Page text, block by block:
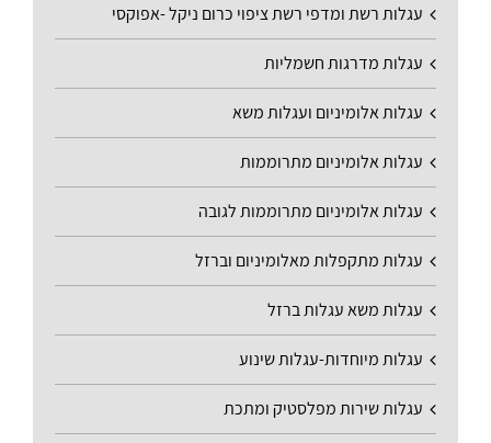
עגלות רשת ומדפי רשת ציפוי כרום ניקל -אפוקסי
עגלות מדרגות חשמליות
עגלות אלומיניום ועגלות משא
עגלות אלומיניום מתרוממות
עגלות אלומיניום מתרוממות לגובה
עגלות מתקפלות מאלומיניום וברזל
עגלות משא עגלות ברזל
עגלות מיוחדות-עגלות שינוע
עגלות שירות מפלסטיק ומתכת